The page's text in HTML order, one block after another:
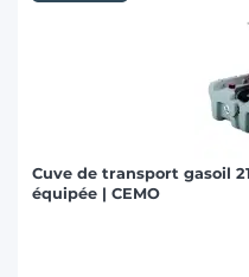
Cuve de transport gasoil
équipée | CEMO